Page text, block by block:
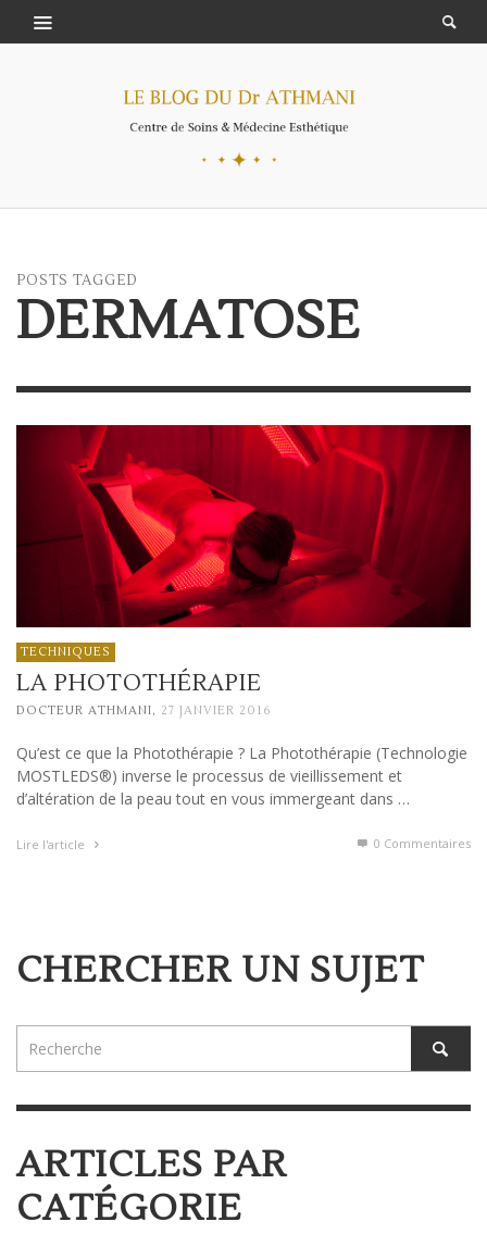
POSTS TAGGED
DERMATOSE
TECHNIQUES
LA PHOTOTHÉRAPIE
DOCTEUR ATHMANI, 27 JANVIER 2016
Qu’est ce que la Photothérapie ? La Photothérapie (Technologie
MOSTLEDS®) inverse le processus de vieillissement et
d’altération de la peau tout en vous immergeant dans …
Lire l'article 0 Commentaires
CHERCHER UN SUJET
ARTICLES PAR
CATÉGORIE